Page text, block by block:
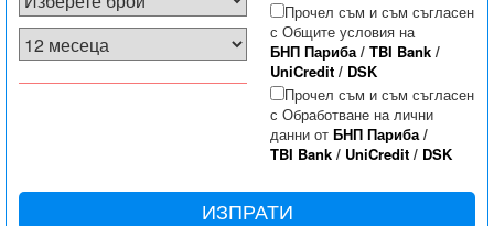
Прочел съм и съм съгласен
с Общите условия на
БНП Париба/ TBI Bank/
UniCredit/ DSK
Прочел съм и съм съгласен
с Обработване на лични
данни от БНП Париба/
TBI Bank/ UniCredit/ DSK
ИЗПРАТИ